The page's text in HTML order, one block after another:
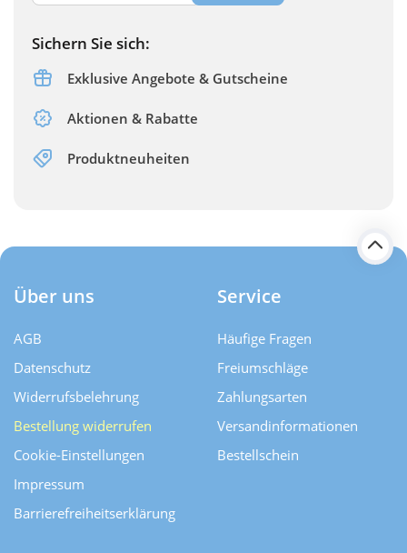
Sichern Sie sich:
Exklusive Angebote & Gutscheine
Aktionen & Rabatte
Produktneuheiten
Über uns
AGB
Datenschutz
Widerrufsbelehrung
Bestellung widerrufen
Cookie-Einstellungen
Impressum
Barrierefreiheitserklärung
Service
Häufige Fragen
Freiumschläge
Zahlungsarten
Versand­informationen
Bestellschein